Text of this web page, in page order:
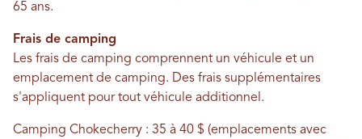
65 ans.
Frais de camping
Les frais de camping comprennent un véhicule et un
emplacement de camping. Des frais supplémentaires
s'appliquent pour tout véhicule additionnel.
Camping Chokecherry : 35 à 40 $ (emplacements avec